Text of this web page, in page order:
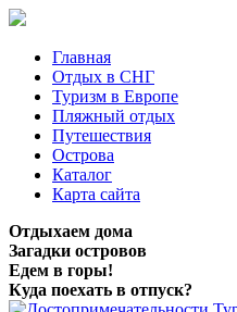
Главная
Отдых в СНГ
Туризм в Европе
Пляжный отдых
Путешествия
Острова
Каталог
Карта сайта
Отдыхаем дома
Загадки островов
Едем в горы!
Куда поехать в отпуск?